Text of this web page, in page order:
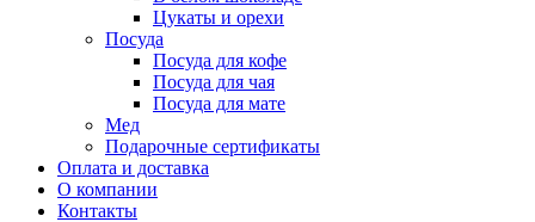
Цукаты и орехи
Посуда
Посуда для кофе
Посуда для чая
Посуда для мате
Мед
Подарочные сертификаты
Оплата и доставка
О компании
Контакты